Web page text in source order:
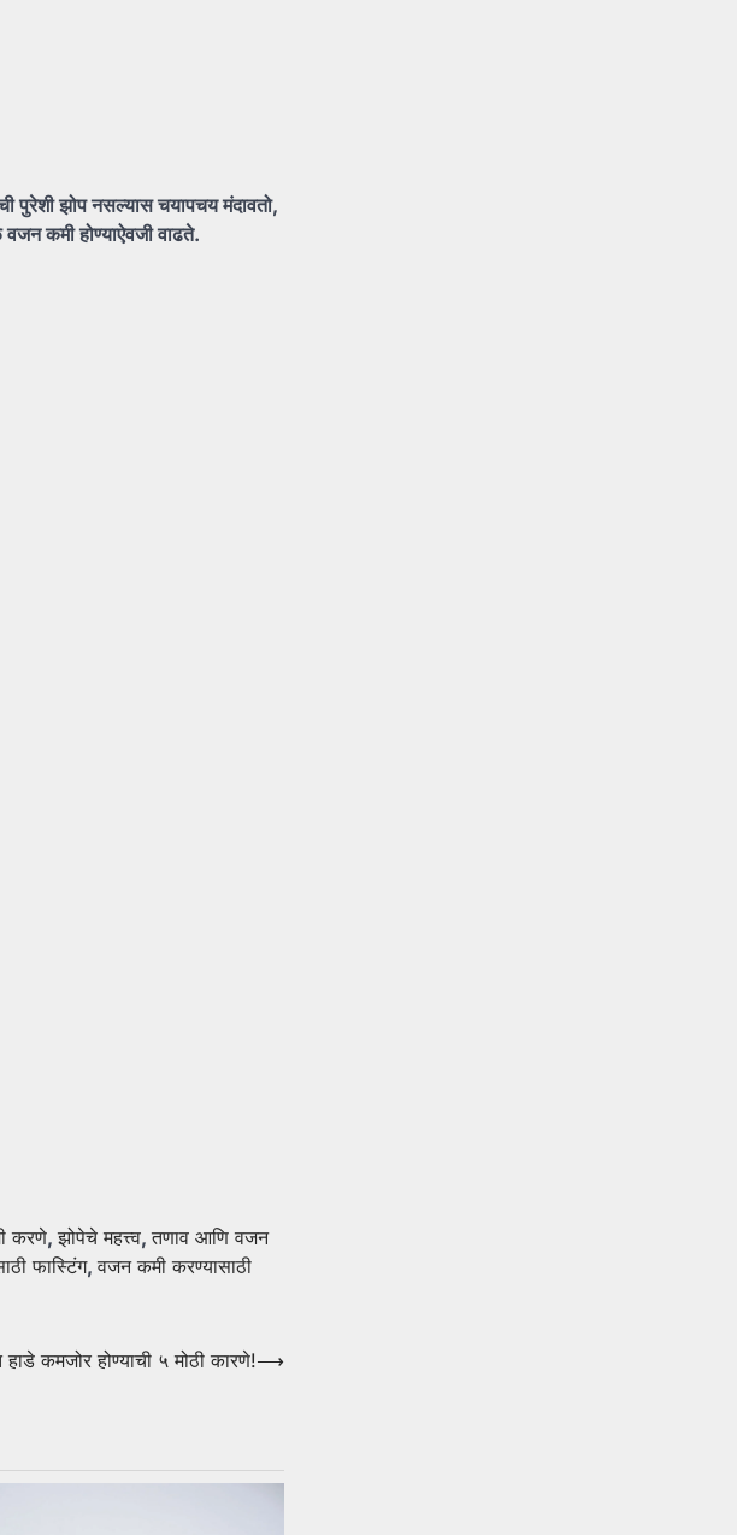
पुरेशीझोपनसल्यासचयापचयमंदावतो,
वजनकमीहोण्याऐवजीवाढते.
करणे,झोपेचे महत्त्व,तणाव आणि वजन
फास्टिंग,वजन कमी करण्यासाठी
हाडे कमजोर होण्याची ५ मोठी कारणे!⟶